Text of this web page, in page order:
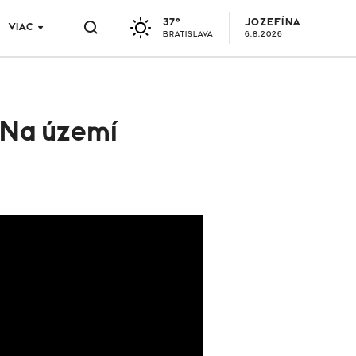
VIAC 37°
BRATISLAVA
JOZEFÍNA
6.8.2026
území